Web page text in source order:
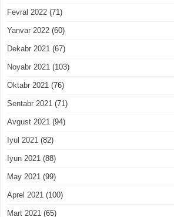
Fevral 2022 (71)
Yanvar 2022 (60)
Dekabr 2021 (67)
Noyabr 2021 (103)
Oktabr 2021 (76)
Sentabr 2021 (71)
Avgust 2021 (94)
Iyul 2021 (82)
Iyun 2021 (88)
May 2021 (99)
Aprel 2021 (100)
Mart 2021 (65)